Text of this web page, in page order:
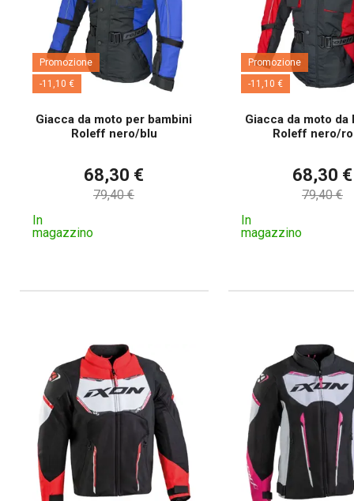
Promozione
-11,10 €
Giacca da moto per bambini
Roleff nero/blu
68,30 €
79,40 €
In
magazzino
Promozione
-11,10 €
Giacca da moto da
Roleff nero/
68,30 €
79,40 €
In
magazzino